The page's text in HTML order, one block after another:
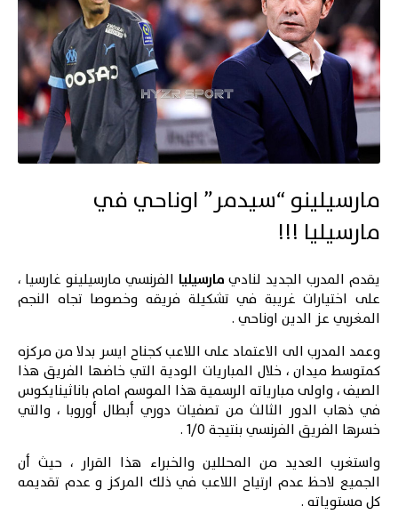
مارسيلينو “سيدمر” اوناحي في
مارسيليا !!!
يقدم المدرب الجديد لنادي مارسيليا الفرنسي مارسيلينو غارسيا ،
على اختيارات غريبة في تشكيلة فريقه وخصوصا تجاه النجم
المغربي عز الدين اوناحي .
وعمد المدرب الى الاعتماد على اللاعب كجناح ايسر بدلا من مركزه
كمتوسط ميدان ، خلال المباريات الودية التي خاضها الفريق هذا
الصيف ، واولى مبارياته الرسمية هذا الموسم امام باناثينايكوس
في ذهاب الدور الثالث من تصفيات دوري أبطال أوروبا ، والتي
خسرها الفريق الفرنسي بنتيجة 1/0 .
واستغرب العديد من المحللين والخبراء هذا القرار ، حيث أن
الجميع لاحظ عدم ارتياح اللاعب في ذلك المركز و عدم تقديمه
كل مستوياته .